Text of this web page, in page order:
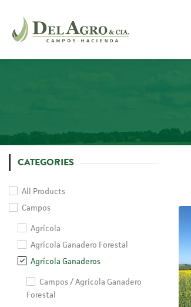
CATEGORIES
All Products
Campos
Agrícola
Agrícola Ganadero Forestal
Agrícola Ganaderos
Campos / Agrícola Ganadero
Forestal